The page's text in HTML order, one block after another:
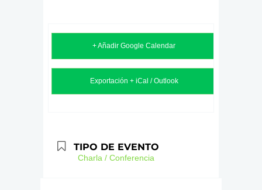
+ Añadir Google Calendar
Exportación + iCal / Outlook
TIPO DE EVENTO
Charla / Conferencia